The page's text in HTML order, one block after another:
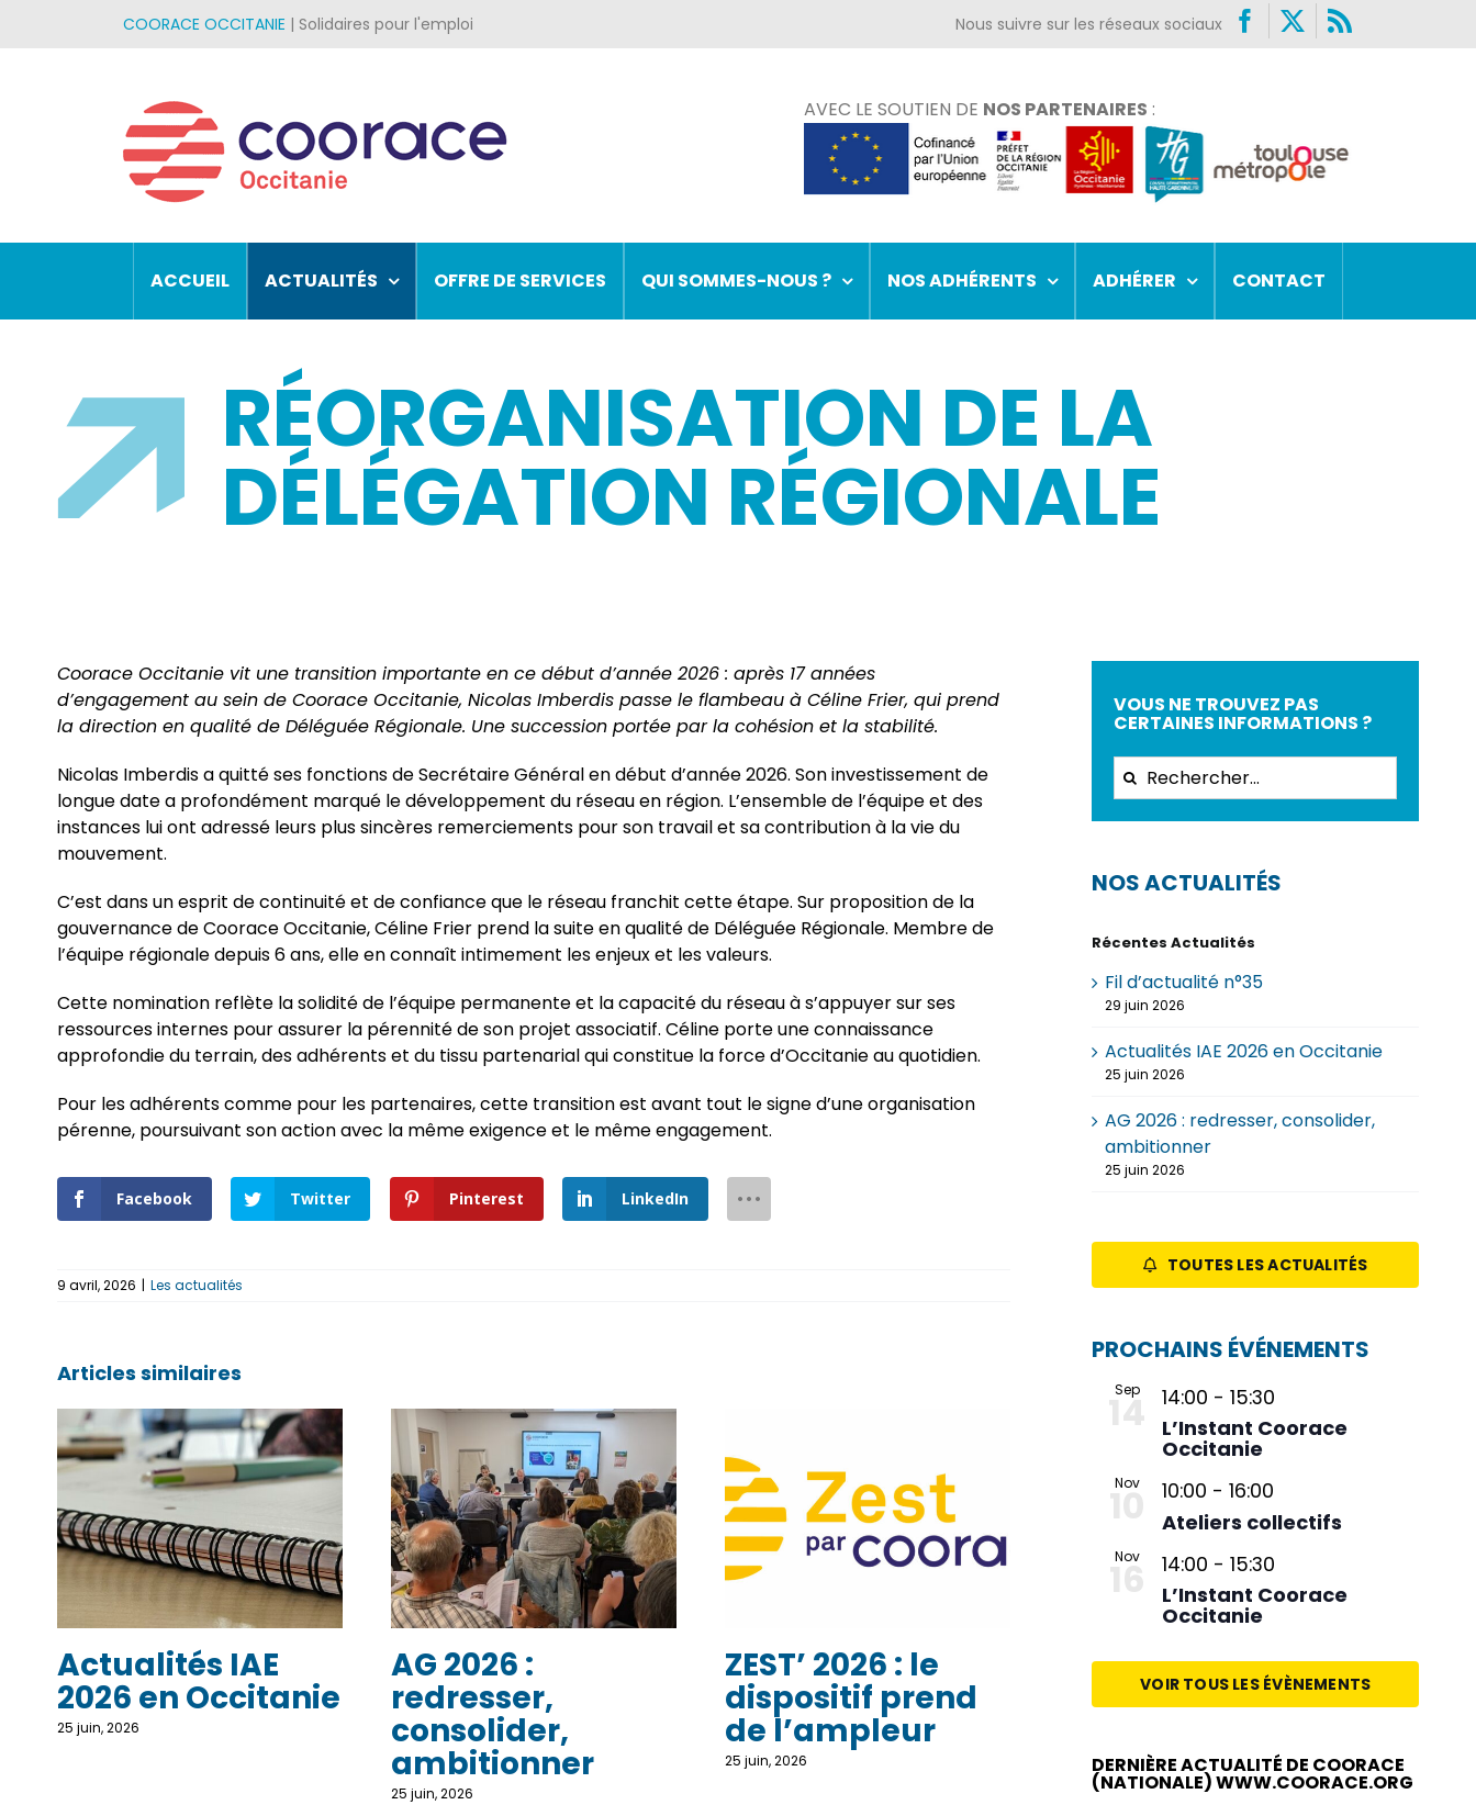
COORACE OCCITANIE | Solidaires pour l'emploi Facebook
AVEC LE SOUTIEN DE NOS PARTENAIRES :
ACCUEIL ACTUALITÉS OFFRE DE SERVICES QUI SOMMES-NOUS ? NOS ADHÉRENTS ADHÉRER CONTACT
RÉORGANISATION DE LA
DÉLÉGATION RÉGIONALE
Coorace Occitanie vit une transition importante en ce début d’année 2026 : après 17 années
d’engagement au sein de Coorace Occitanie, Nicolas Imberdis passe le flambeau à Céline Frier, qui prend
la direction en qualité de Déléguée Régionale. Une succession portée par la cohésion et la stabilité.
Nicolas Imberdis a quitté ses fonctions de Secrétaire Général en début d’année 2026. Son investissement de
longue date a profondément marqué le développement du réseau en région. L’ensemble de l’équipe et des
instances lui ont adressé leurs plus sincères remerciements pour son travail et sa contribution à la vie du
mouvement.
C’est dans un esprit de continuité et de confiance que le réseau franchit cette étape. Sur proposition de la
gouvernance de Coorace Occitanie, Céline Frier prend la suite en qualité de Déléguée Régionale. Membre de
l’équipe régionale depuis 6 ans, elle en connaît intimement les enjeux et les valeurs.
Cette nomination reflète la solidité de l’équipe permanente et la capacité du réseau à s’appuyer sur ses
ressources internes pour assurer la pérennité de son projet associatif. Céline porte une connaissance
approfondie du terrain, des adhérents et du tissu partenarial qui constitue la force d’Occitanie au quotidien.
Pour les adhérents comme pour les partenaires, cette transition est avant tout le signe d’une organisation
pérenne, poursuivant son action avec la même exigence et le même engagement.
Facebook Twitter Pinterest LinkedIn
9 avril, 2026 | Les actualités
Articles similaires
Actualités IAE
2026 en Occitanie
25 juin, 2026
AG 2026 :
redresser,
consolider,
ambitionner
25 juin, 2026
ZEST’ 2026 : le
dispositif prend
de l’ampleur
25 juin, 2026
VOUS NE TROUVEZ PAS
CERTAINES INFORMATIONS ?
Rechercher:
NOS ACTUALITÉS
Récentes Actualités
Fil d’actualité n°35
29 juin 2026
Actualités IAE 2026 en Occitanie
25 juin 2026
AG 2026 : redresser, consolider,
ambitionner
25 juin 2026
TOUTES LES ACTUALITÉS
PROCHAINS ÉVÉNEMENTS
Sep
14 14:00 -15:30
L’Instant Coorace
Occitanie
Nov 10:00 -16:00
Ateliers collectifs
Nov 14:00 -15:30
L’Instant Coorace
Occitanie
VOIR TOUS LES ÉVÈNEMENTS
DERNIÈRE ACTUALITÉ DE COORACE
(NATIONALE) WWW.COORACE.ORG